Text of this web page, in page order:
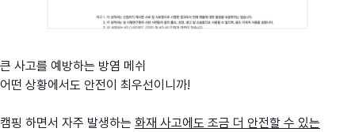
큰 사고를 예방하는 방염 메쉬
어떤 상황에서도 안전이 최우선이니까!
캠핑 하면서 자주 발생하는 화재 사고에도 조금 더 안전할 수 있는